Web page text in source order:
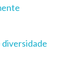
diversidade